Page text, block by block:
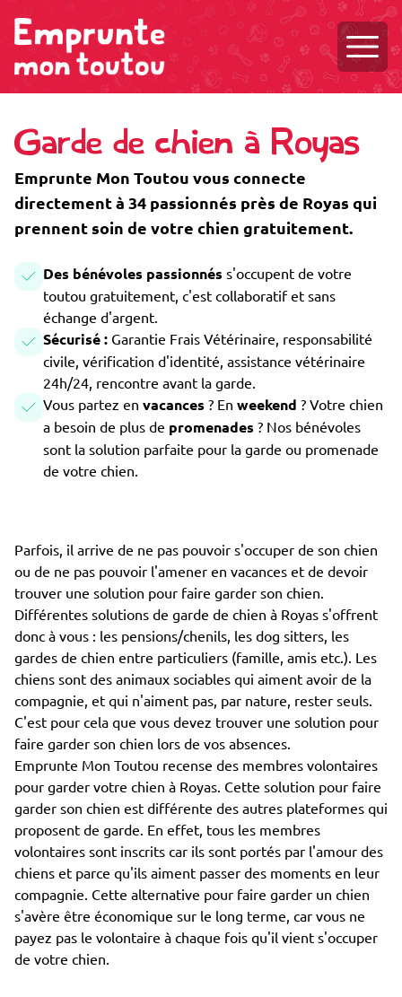
Garde de chien à Royas
Emprunte Mon Toutou vous connecte
directement à 34 passionnés près de Royas qui
prennent soin de votre chien gratuitement.
Des bénévoles passionnés s'occupent de votre
toutou gratuitement, c'est collaboratif et sans
échange d'argent.
Sécurisé : Garantie Frais Vétérinaire, responsabilité
civile, vérification d'identité, assistance vétérinaire
24h/24, rencontre avant la garde.
Vous partez en vacances ? En weekend ? Votre chien
a besoin de plus de promenades ? Nos bénévoles
sont la solution parfaite pour la garde ou promenade
de votre chien.
Parfois, il arrive de ne pas pouvoir s'occuper de son chien
ou de ne pas pouvoir l'amener en vacances et de devoir
trouver une solution pour faire garder son chien.
Différentes solutions de garde de chien à Royas s'offrent
donc à vous : les pensions/chenils, les dog sitters, les
gardes de chien entre particuliers (famille, amis etc.). Les
chiens sont des animaux sociables qui aiment avoir de la
compagnie, et qui n'aiment pas, par nature, rester seuls.
C'est pour cela que vous devez trouver une solution pour
faire garder son chien lors de vos absences.
Emprunte Mon Toutou recense des membres volontaires
pour garder votre chien à Royas. Cette solution pour faire
garder son chien est différente des autres plateformes qui
proposent de garde. En effet, tous les membres
volontaires sont inscrits car ils sont portés par l'amour des
chiens et parce qu'ils aiment passer des moments en leur
compagnie. Cette alternative pour faire garder un chien
s'avère être économique sur le long terme, car vous ne
payez pas le volontaire à chaque fois qu'il vient s'occuper
de votre chien.